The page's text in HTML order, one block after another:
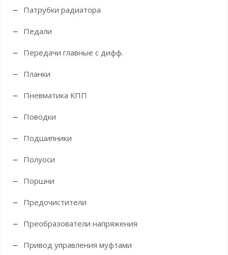
Патрубки радиатора
Педали
Передачи главные с дифф.
Планки
Пневматика КПП
Поводки
Подшипники
Полуоси
Поршни
Предочистители
Преобразователи напряжения
Привод управления муфтами